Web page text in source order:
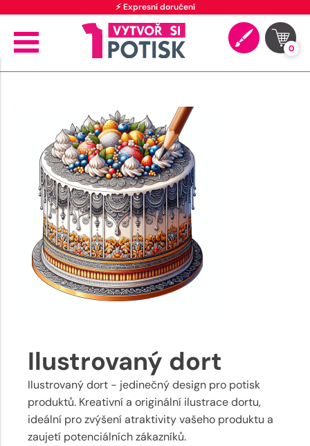
⚡ Expresní doručení
0
Ilustrovaný dort
Ilustrovaný dort - jedinečný design pro potisk
produktů. Kreativní a originální ilustrace dortu,
ideální pro zvýšení atraktivity vašeho produktu a
zaujetí potenciálních zákazníků.